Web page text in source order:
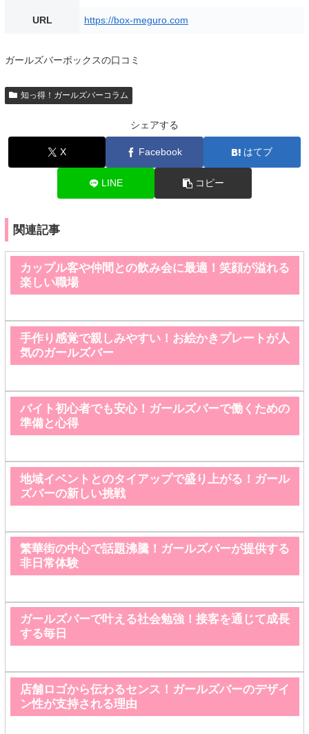
URL https://box-meguro.com
ガールズバーボックスの口コミ
知っ得！ガールズバーコラム
シェアする
X Facebook はてブ
LINE コピー
関連記事
カップル客や仲間との飲み会に最適！笑顔が溢れる
楽しい職場
手作り感覚で親しみやすい！お絵かきプレートが人
気のガールズバー
バイト初心者でも安心！ガールズバーで働くための
準備と心得
地域イベントとのタイアップで盛り上がる！ガール
ズバーの新しい挑戦
繁華街の中心で話題沸騰！ガールズバーが提供する
非日常体験
ガールズバーで叶える社会勉強！接客を通じて成長
する毎日
店舗ロゴから伝わるセンス！ガールズバーのデザイ
ン性が支持される理由